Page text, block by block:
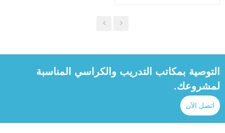
التوصية بمكاتب التدريب والكراسي المناسبة
لمشروعك.
اتصل الآن